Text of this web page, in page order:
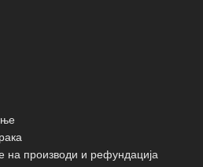
на производи и рефундација